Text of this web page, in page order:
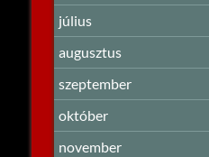
július
augusztus
szeptember
október
november